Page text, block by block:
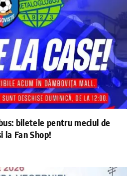
biletele pentru meciul de
la Fan Shop!